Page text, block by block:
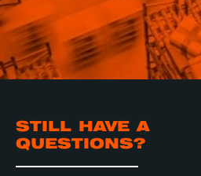
STILL HAVE A
QUESTIONS?